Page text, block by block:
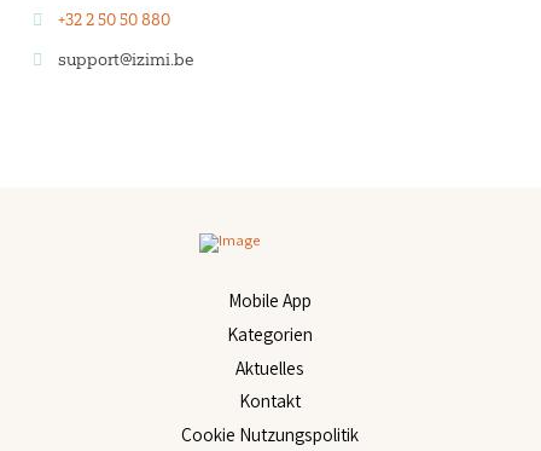
+32 2 50 50 880
support@izimi.be
Mobile App
Kategorien
Aktuelles
Kontakt
Cookie Nutzungspolitik